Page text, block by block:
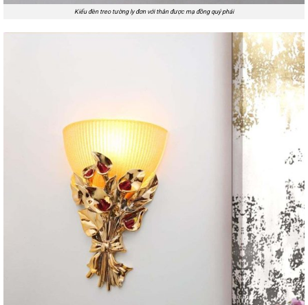
Kiểu đèn treo tường ly đơn với thân được mạ đồng quý phái